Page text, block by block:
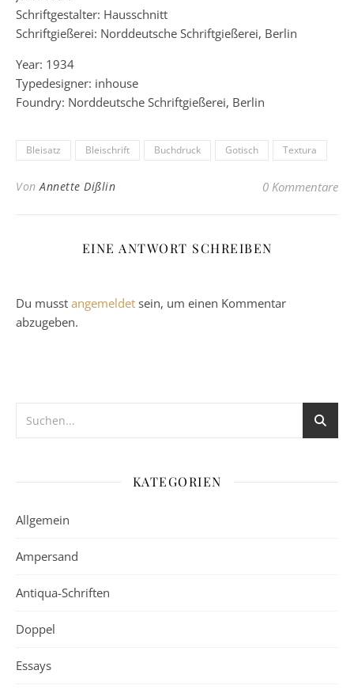
Schriftgestalter: Hausschnitt
Schriftgießerei: Norddeutsche Schriftgießerei, Berlin
Year: 1934
Typedesigner: inhouse
Foundry: Norddeutsche Schriftgießerei, Berlin
Bleisatz Bleischrift Buchdruck Gotisch Textura
VonAnnette Dißlin 0 Kommentare
EINE ANTWORT SCHREIBEN
Du musst angemeldet sein, um einen Kommentar
abzugeben.
KATEGORIEN
Allgemein
Ampersand
Antiqua-Schriften
Doppel
Essays